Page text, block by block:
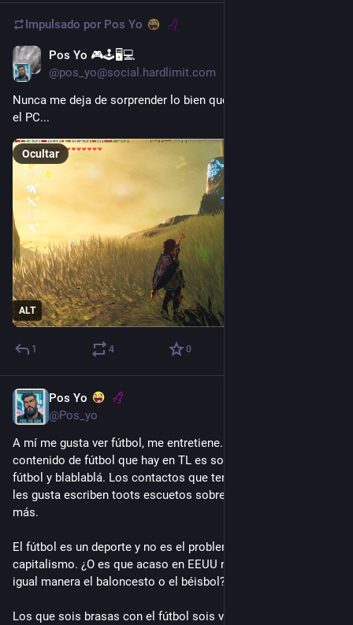
Impulsado por Pos Yo
Pos Yo 🎮🕹️🖥️💻
@pos_yo@social.hardlimit.com
Nunca me deja de sorprender lo bien que se ve este juego en
el PC...
ALT
Ocultar
1 4 0
Pos Yo
@Pos_yo
A mí me gusta ver fútbol, me entretiene. Casi todo el
contenido de fútbol que hay en TL es sobre lo malo que es
fútbol y blablablá. Los contactos que tengo y que ven fútbol y
les gusta escriben toots escuetos sobre algún partido y poco
más.
El fútbol es un deporte y no es el problema. El problema es el
capitalismo. ¿O es que acaso en EEUU no se mercantiliza de
igual manera el baloncesto o el béisbol?
Los que sois brasas con el fútbol sois vosotros que no paráis